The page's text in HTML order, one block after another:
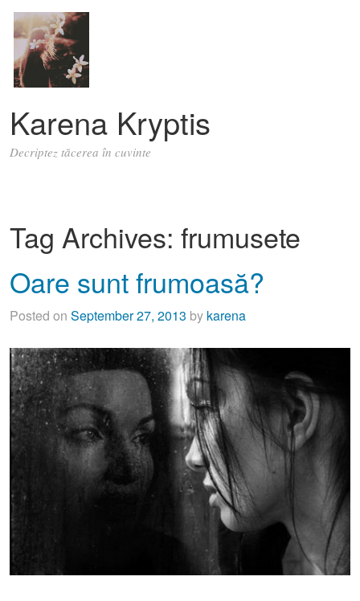
Karena Kryptis
Decriptez tăcerea în cuvinte
Tag Archives: frumusete
Oare sunt frumoasă?
Posted on September 27, 2013 by karena